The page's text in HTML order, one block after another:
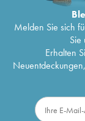
Melden Sie sich
Sie
Erhalten